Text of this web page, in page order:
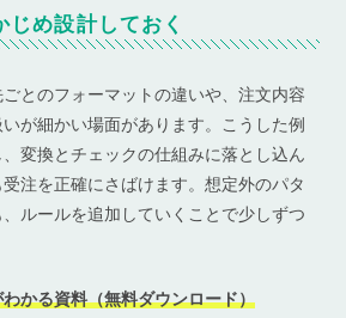
め設計しておく
とのフォーマットの違いや、注文内容
が細かい場面があります。こうした例
変換とチェックの仕組みに落とし込ん
注を正確にさばけます。想定外のパタ
ルールを追加していくことで少しずつ
かる資料（無料ダウンロード）